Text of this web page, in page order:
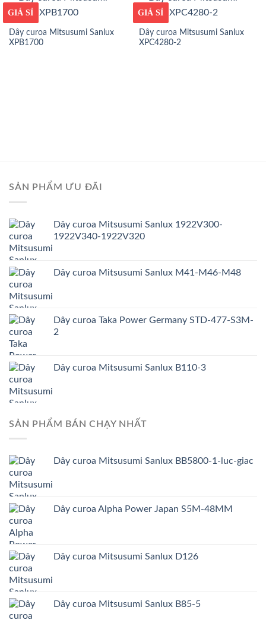
GIÁ TỐT
GIÁ SỈ
Dây curoa Mitsusumi Sanlux
XPB1700
GIÁ TỐT
GIÁ SỈ
Dây curoa Mitsusumi Sanlux
XPC4280-2
SẢN PHẨM ƯU ĐÃI
Dây curoa Mitsusumi Sanlux 1922V300-
1922V340-1922V320
Dây curoa Mitsusumi Sanlux M41-M46-M48
Dây curoa Taka Power Germany STD-477-S3M-
2
Dây curoa Mitsusumi Sanlux B110-3
SẢN PHẨM BÁN CHẠY NHẤT
Dây curoa Mitsusumi Sanlux BB5800-1-luc-giac
Dây curoa Alpha Power Japan S5M-48MM
Dây curoa Mitsusumi Sanlux D126
Dây curoa Mitsusumi Sanlux B85-5